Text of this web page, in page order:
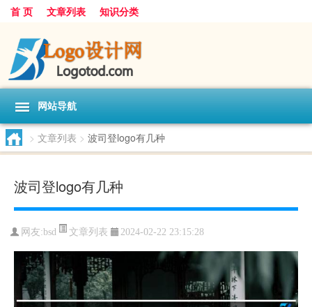
首 页 文章列表 知识分类
网站导航
> 文章列表 > 波司登logo有几种
波司登logo有几种
网友:bsd 文章列表 2024-02-22 23:15:28